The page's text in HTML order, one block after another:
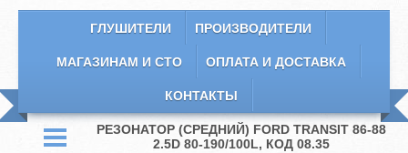
ГЛУШИТЕЛИ ПРОИЗВОДИТЕЛИ
МАГАЗИНАМ И СТО ОПЛАТА И ДОСТАВКА
КОНТАКТЫ
РЕЗОНАТОР (СРЕДНИЙ) FORD TRANSIT 86-88
2.5D 80-190/100L, КОД 08.35